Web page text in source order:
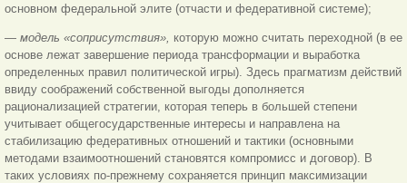
основном федеральной элите (отчасти и федеративной системе);
— модель «соприсутствия», которую можно считать переходной (в ее
основе лежат завершение периода трансформации и выработка
определенных правил политической игры). Здесь прагматизм действий
ввиду соображений собственной выгоды дополняется
рационализацией стратегии, которая теперь в большей степени
учитывает общегосударственные интересы и направлена на
стабилизацию федеративных отношений и тактики (основными
методами взаимоотношений становятся компромисс и договор). В
таких условиях по-прежнему сохраняется принцип максимизации